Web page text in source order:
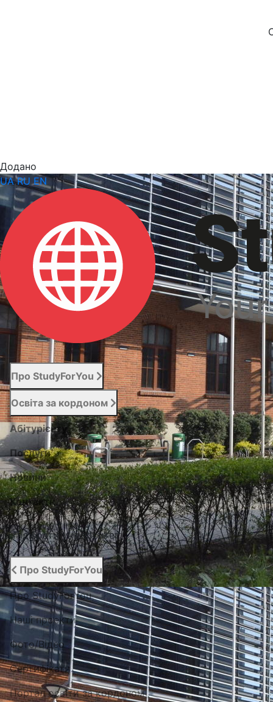
Додано
UA RU EN
Про StudyForYou
Освіта за кордоном
Абітурієнту
Послуги
Новини
Контакти
Підібрати університет
Про StudyForYou
Про StudyForYou
Наші проекти
Фото/Відео
Сертифікати
Портал освіти за кордоном